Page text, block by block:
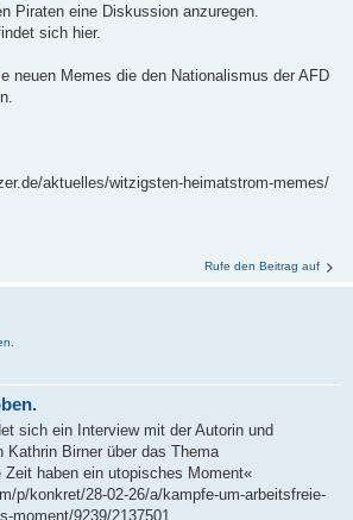
Piraten eine Diskussion anzuregen.
sich hier.
neuen Memes die den Nationalismus der AFD
aktuelles/witzigsten-heimatstrom-memes/
Rufe den Beitrag auf
sich ein Interview mit der Autorin und
Kathrin Birner über das Thema
haben ein utopisches Moment«
p/konkret/28-02-26/a/kampfe-um-arbeitsfreie-
moment/9239/2137501 ...